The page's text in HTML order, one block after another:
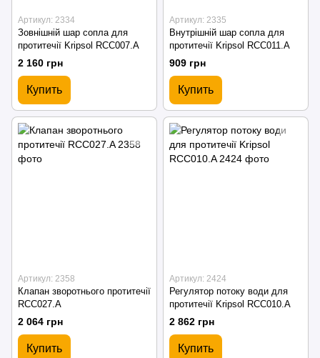
Артикул: 2334
Зовнішній шар сопла для
протитечії Kripsol RCC007.A
2 160 грн
Купить
Артикул: 2335
Внутрішній шар сопла для
протитечії Kripsol RCC011.A
909 грн
Купить
Артикул: 2358
Клапан зворотнього протитечії
RCC027.A
2 064 грн
Купить
Артикул: 2424
Регулятор потоку води для
протитечії Kripsol RCC010.A
2 862 грн
Купить